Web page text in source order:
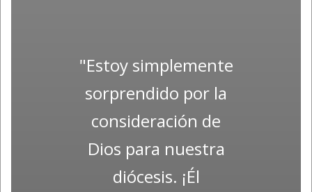
"Estoy simplemente
sorprendido por la
consideración de
Dios para nuestra
diócesis. ¡Él